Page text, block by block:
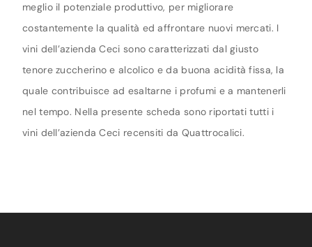
meglio il potenziale produttivo, per migliorare
costantemente la qualità ed affrontare nuovi mercati. I
vini dell’azienda Ceci sono caratterizzati dal giusto
tenore zuccherino e alcolico e da buona acidità fissa, la
quale contribuisce ad esaltarne i profumi e a mantenerli
nel tempo. Nella presente scheda sono riportati tutti i
vini dell’azienda Ceci recensiti da Quattrocalici.